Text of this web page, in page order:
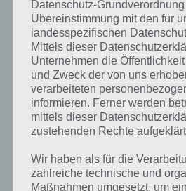
Kurze Begriffserklärung
Geschäft
4 Bilder 1 Wort, doch welche Bedeutung
was gibt es dazu zu wissen? Passt das
Datenschutz-
Übereinstimmung mit den für
landesspezifischen
Mittels dieser
Unternehmen die
und Zweck der von uns
verarbeiteten
informieren. Ferner werden
mittels dieser
zustehenden Rechte
Wir haben als für die
zahlreiche technische und
Maßnahmen umgesetzt, um